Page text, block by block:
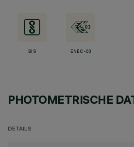
BIS ENEC-03
PHOTOMETRISCHE
DETAILS